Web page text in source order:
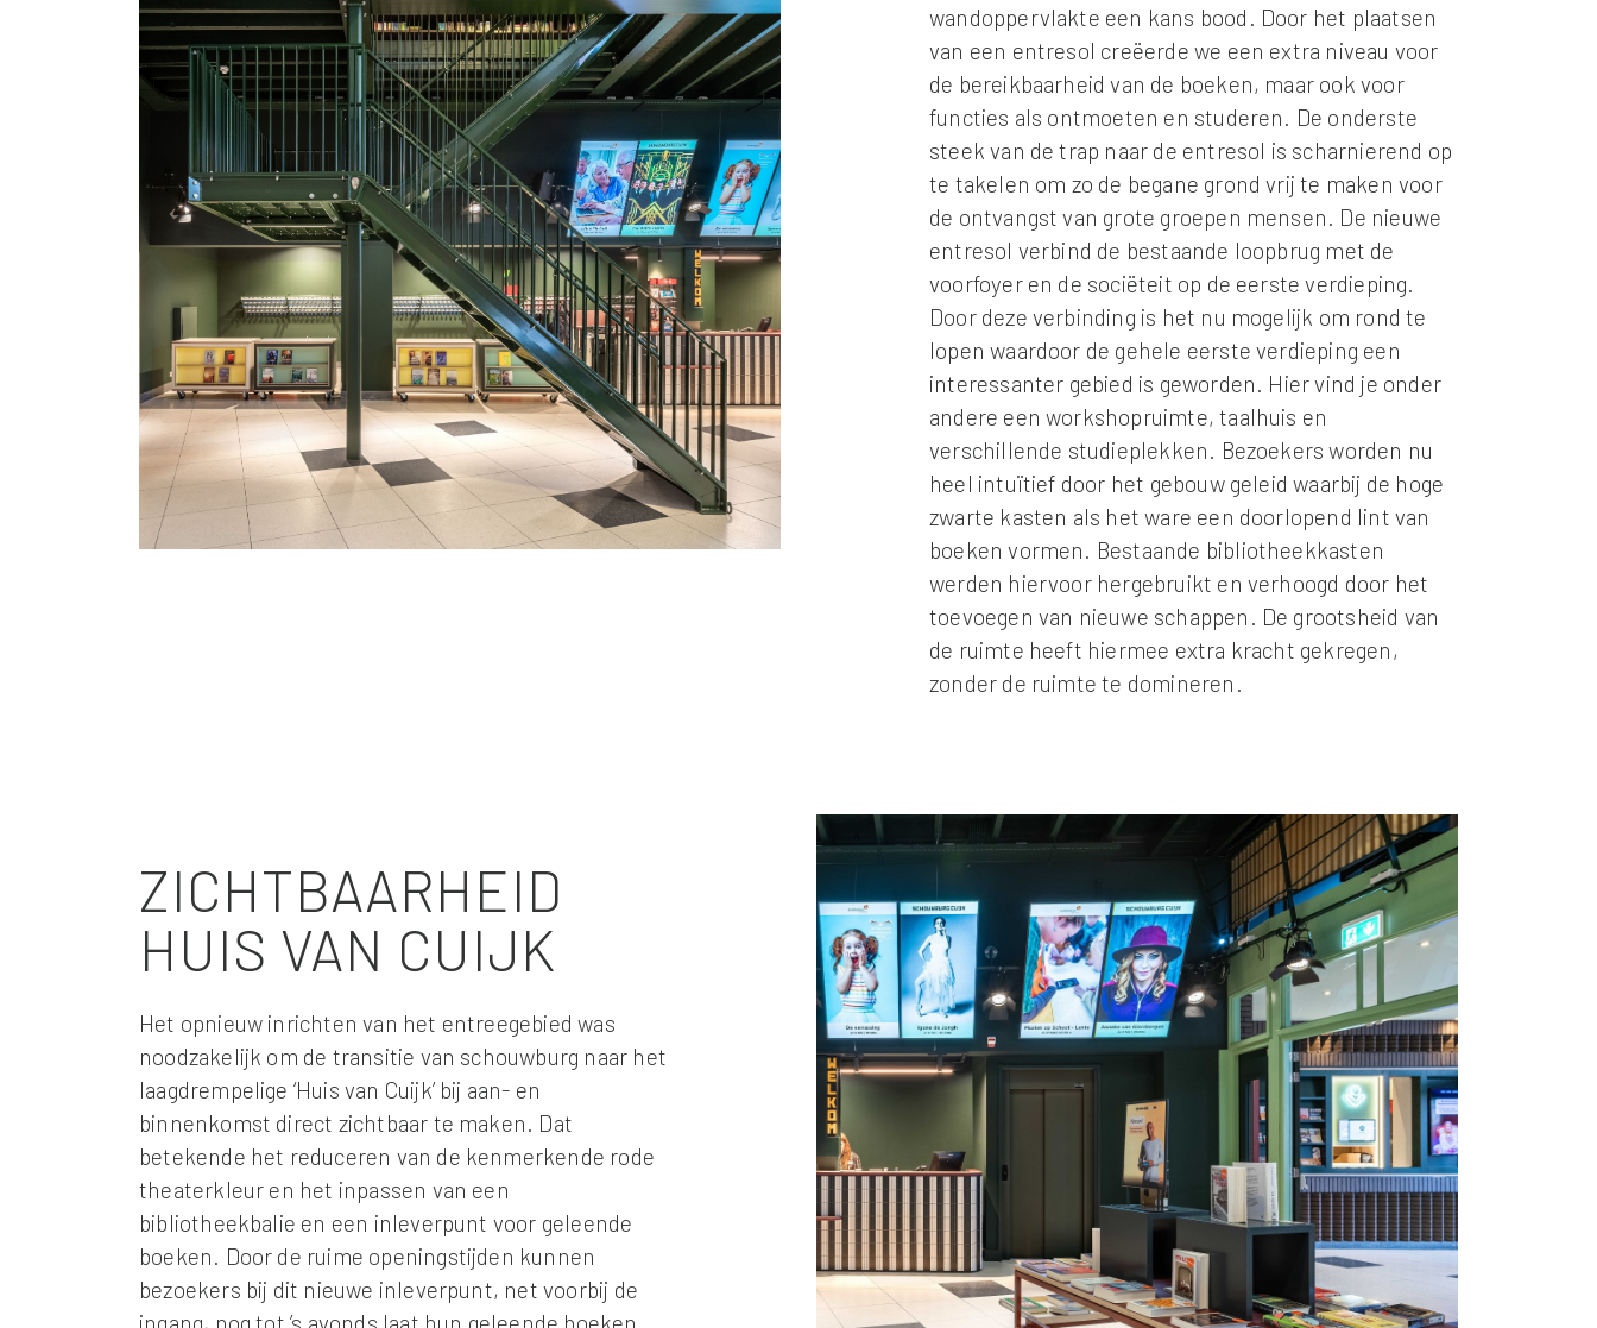
wandoppervlakte een kans bood. Door het plaatsen
van een entresol creëerde we een extra niveau voor
de bereikbaarheid van de boeken, maar ook voor
functies als ontmoeten en studeren. De onderste
steek van de trap naar de entresol is scharnierend op
te takelen om zo de begane grond vrij te maken voor
de ontvangst van grote groepen mensen. De nieuwe
entresol verbind de bestaande loopbrug met de
voorfoyer en de sociëteit op de eerste verdieping.
Door deze verbinding is het nu mogelijk om rond te
lopen waardoor de gehele eerste verdieping een
interessanter gebied is geworden. Hier vind je onder
andere een workshopruimte, taalhuis en
verschillende studieplekken. Bezoekers worden nu
heel intuïtief door het gebouw geleid waarbij de hoge
zwarte kasten als het ware een doorlopend lint van
boeken vormen. Bestaande bibliotheekkasten
werden hiervoor hergebruikt en verhoogd door het
toevoegen van nieuwe schappen. De grootsheid van
de ruimte heeft hiermee extra kracht gekregen,
zonder de ruimte te domineren.
ZICHTBAARHEID
HUIS VAN CUIJK
Het opnieuw inrichten van het entreegebied was
noodzakelijk om de transitie van schouwburg naar het
laagdrempelige ‘Huis van Cuijk’ bij aan- en
binnenkomst direct zichtbaar te maken. Dat
betekende het reduceren van de kenmerkende rode
theaterkleur en het inpassen van een
bibliotheekbalie en een inleverpunt voor geleende
boeken. Door de ruime openingstijden kunnen
bezoekers bij dit nieuwe inleverpunt, net voorbij de